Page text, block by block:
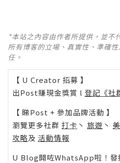
*本站之內容由作者所提供，並不
所有博客的立場、真實性、準確
任。
【 U Creator 招募 】
出Post賺現金獎賞 l 登記《社
【 睇Post + 參加品牌活動 】
瀏覽更多社群 打卡 丶 旅遊 丶
攻略及 活動情報
U Blog開咗WhatsApp啦！發